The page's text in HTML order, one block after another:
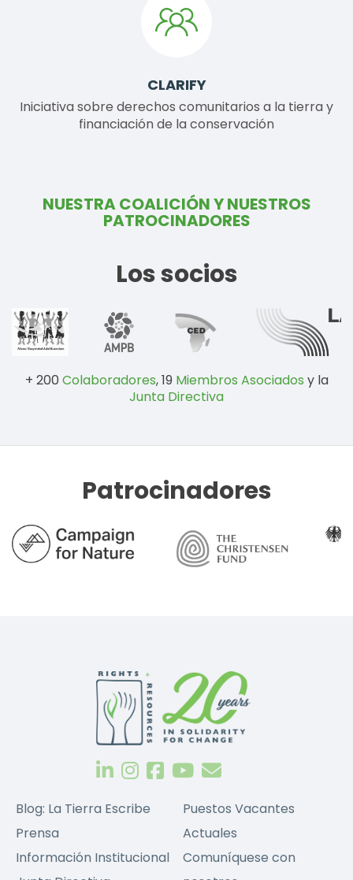
CLARIFY
Iniciativa sobre derechos comunitarios a la tierra y
financiación de la conservación
NUESTRA COALICIÓN Y NUESTROS
PATROCINADORES
Los socios
+ 200 Colaboradores, 19 Miembros Asociados y la
Junta Directiva
Patrocinadores
Blog: La Tierra Escribe
Prensa
Información Institucional
Puestos Vacantes
Actuales
Comuníquese con